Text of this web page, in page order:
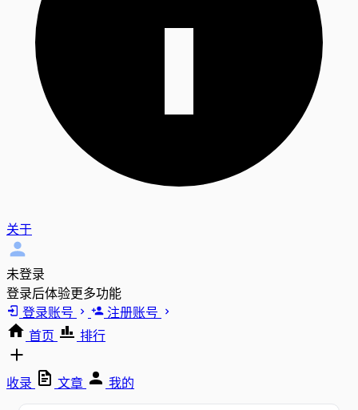
关于
未登录
登录后体验更多功能
登录账号
注册账号
首页
排行
收录 文章 我的